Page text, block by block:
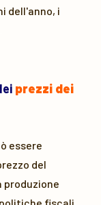
dell'anno, i
prezzi dei
essere
del
produzione